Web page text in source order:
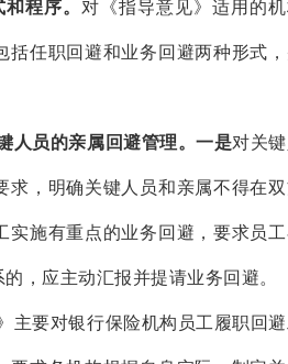
程序。 对《指导意见》适用的
括任职回避和业务回避两种形式
人员的亲属回避管理。一是对关
求，明确关键人员和亲属不得在
实施有重点的业务回避，要求员
，应主动汇报并提请业务回避。
主要对银行保险机构员工履职回